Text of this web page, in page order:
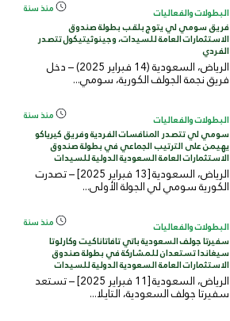
البطولات والفعاليات منذ سنة
فريق سومي لي يتوج بلقب بطولة صندوق
الاستثمارات العامة للسيدات، وجينوثيتيكول تتصدر
الفردي
الرياض، السعودية (14 فبراير 2025) – دخل
فريق نجمة الجولف الكورية، سومي...
البطولات والفعاليات منذ سنة
سومي لي تتصدر المنافسات الفردية وفريق كيرياكو
يهيمن على الترتيب الجماعي في بطولة صندوق
الاستثمارات العامة السعودية الدولية للسيدات
الرياض، السعودية [13 فبراير 2025] – تصدرت
الكورية سومي لي الجولة الأولى...
البطولات والفعاليات منذ سنة
سفيرتا جولف السعودية باتي تافاتاناكيت وكارلوتا
سيغاندا تستعدان للمشاركة في بطولة صندوق
الاستثمارات العامة السعودية الدولية للسيدات
الرياض، السعودية [11 فبراير 2025] – تستعد
سفيرتا جولف السعودية، التايلا...